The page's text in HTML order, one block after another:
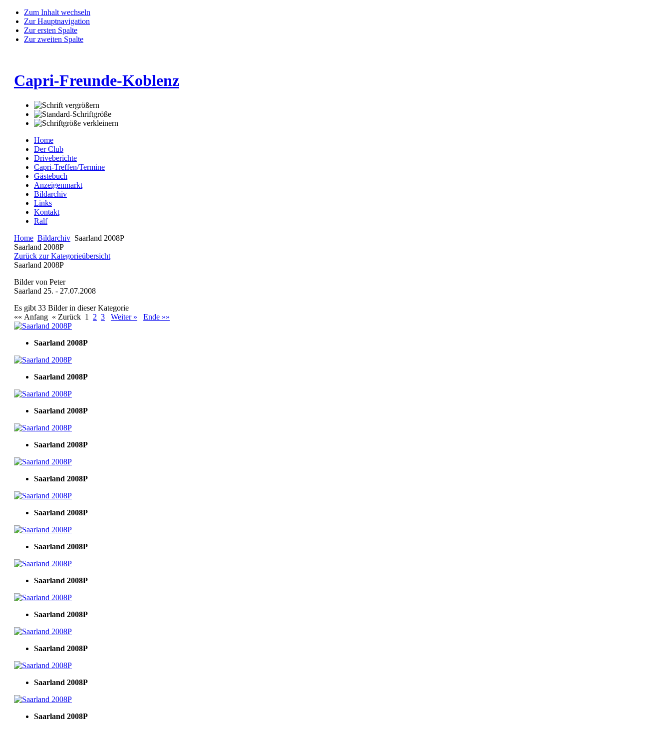
Zum Inhalt wechseln
Zur Hauptnavigation
Zur ersten Spalte
Zur zweiten Spalte
Capri-Freunde-Koblenz
Home
Der Club
Driveberichte
Capri-Treffen/Termine
Gästebuch
Anzeigenmarkt
Bildarchiv
Links
Kontakt
Ralf
Home Bildarchiv Saarland 2008P
Saarland 2008P
Zurück zur Kategorieübersicht
Saarland 2008P
Bilder von Peter
Saarland 25. - 27.07.2008
Es gibt 33 Bilder in dieser Kategorie
«« Anfang « Zurück 1 2 3 Weiter » Ende »»
Saarland 2008P
Saarland 2008P
Saarland 2008P
Saarland 2008P
Saarland 2008P
Saarland 2008P
Saarland 2008P
Saarland 2008P
Saarland 2008P
Saarland 2008P
Saarland 2008P
Saarland 2008P